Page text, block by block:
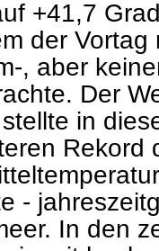
+41,7
der
, aber
Der
in
Rekord
-
In den